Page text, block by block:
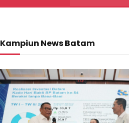
Kampiun News Batam